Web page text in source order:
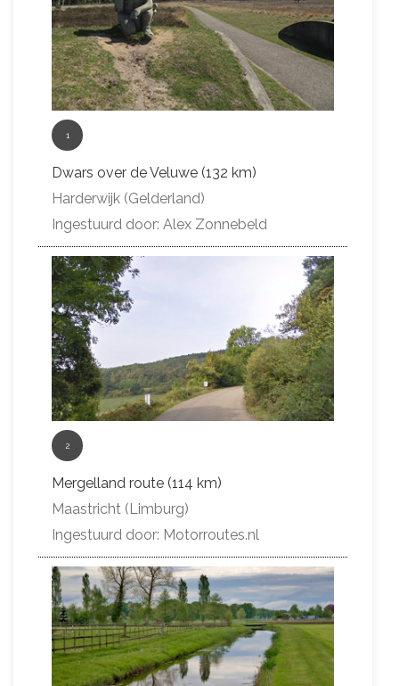
1
Dwars over de Veluwe (132 km)
Harderwijk (Gelderland)
Ingestuurd door: Alex Zonnebeld
2
Mergelland route (114 km)
Maastricht (Limburg)
Ingestuurd door: Motorroutes.nl